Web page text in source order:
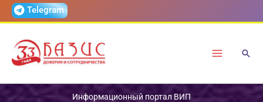
ПерейтиTelegram
Информационный портал ВИП